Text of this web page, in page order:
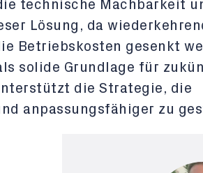
technische Machbarkeit
Lösung, da
Betriebskosten gesenkt
solide Grundlage für
die Strategie, die
anpassungsfähiger zu